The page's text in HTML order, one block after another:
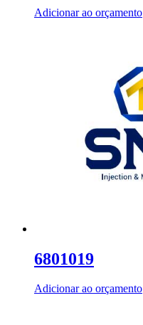
Adicionar ao orçamento
6801019
Adicionar ao orçamento